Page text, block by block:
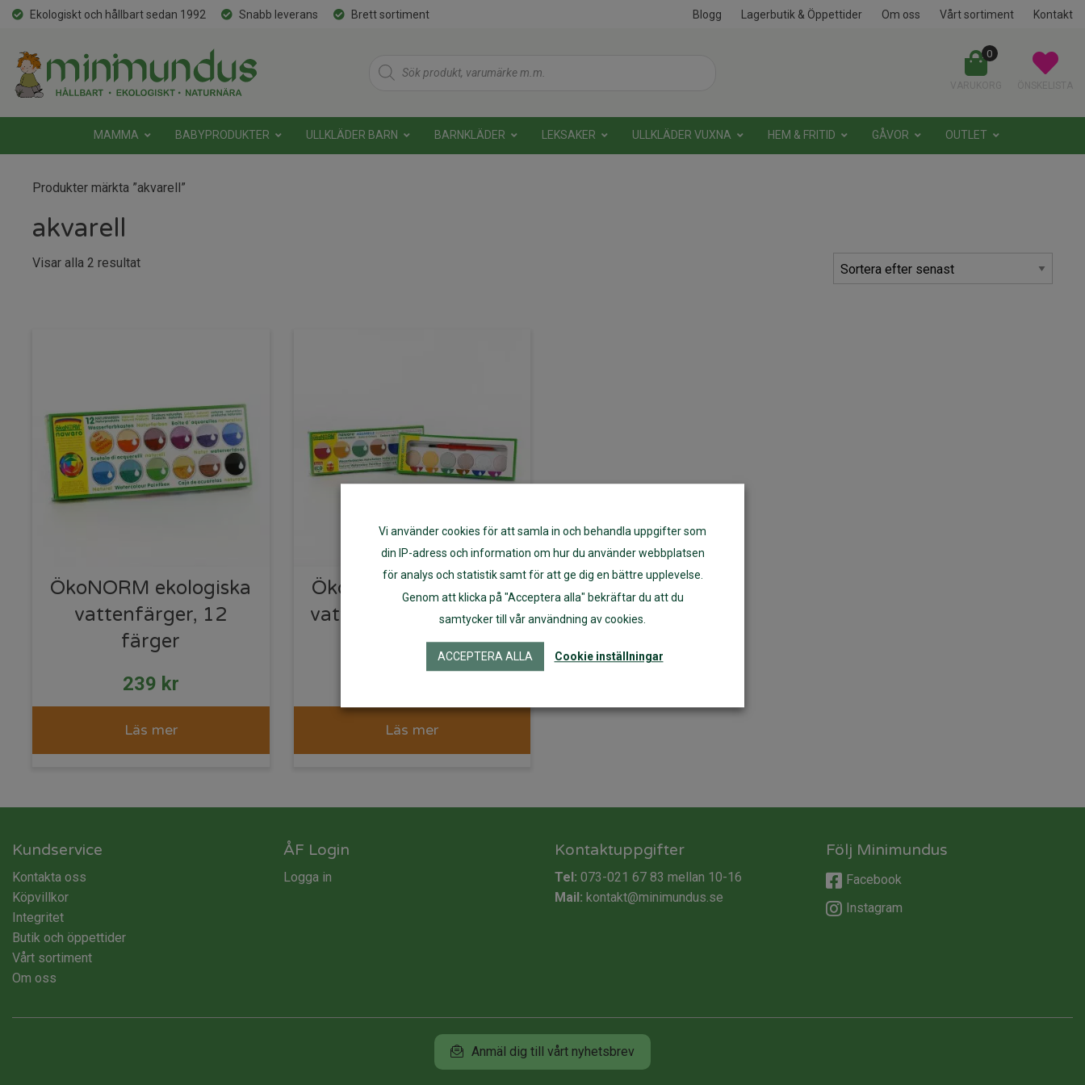
Ekologiskt och hållbart sedan 1992 Snabb leverans Brett sortiment Blogg Lagerbutik & Öppettider Om oss Vårt sortiment Kontakt
Products
search
0
MAMMA BABYPRODUKTER ULLKLÄDER BARN BARNKLÄDER LEKSAKER ULLKLÄDER VUXNA HEM & FRITID GÅVOR OUTLET
Produkter märkta ”akvarell”
akvarell
Visar alla 2 resultatSortera
ÖkoNORM ekologiska
vattenfärger, 12
färger
239 kr
Läs mer
ÖkoNORM ekologiska
vattenfärger, 6 färger
Läs mer
Kundservice
Kontakta oss
Köpvillkor
Integritet
Butik och öppettider
Vårt sortiment
Om oss
ÅF Login
Logga in
Kontaktuppgifter
Tel: 073-021 67 83 mellan 10-16
Mail: kontakt@minimundus.se
Följ Minimundus
Facebook
Instagram
Anmäl dig till vårt nyhetsbrev
Vi använder cookies för att samla in och behandla uppgifter som
din IP-adress och information om hur du använder webbplatsen
för analys och statistik samt för att ge dig en bättre upplevelse.
Genom att klicka på "Acceptera alla" bekräftar du att du
samtycker till vår användning av cookies.
ACCEPTERA ALLA Cookie inställningar